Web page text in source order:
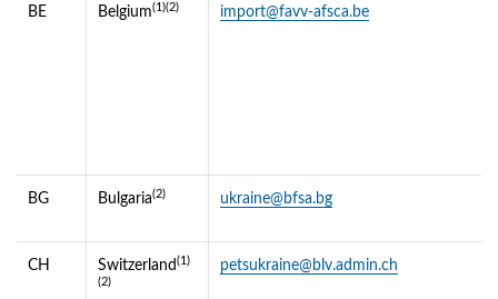
BE Belgium(1)(2) import@favv-afsca.be
BG Bulgaria(2) ukraine@bfsa.bg
CH Switzerland (1)
(2)
petsukraine@blv.admin.ch